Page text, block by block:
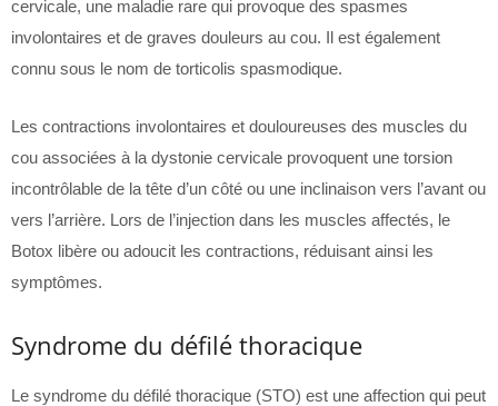
cervicale, une maladie rare qui provoque des spasmes
involontaires et de graves douleurs au cou. Il est également
connu sous le nom de torticolis spasmodique.
Les contractions involontaires et douloureuses des muscles du
cou associées à la dystonie cervicale provoquent une torsion
incontrôlable de la tête d’un côté ou une inclinaison vers l’avant ou
vers l’arrière. Lors de l’injection dans les muscles affectés, le
Botox libère ou adoucit les contractions, réduisant ainsi les
symptômes.
Syndrome du défilé thoracique
Le syndrome du défilé thoracique (STO) est une affection qui peut